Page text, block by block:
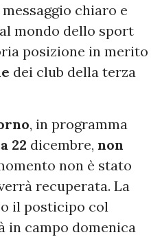
chiaro e
mondo dello sport
posizione in merito
dei club della terza
, in programma
22 dicembre, non
non è stato
recuperata. La
il posticipo col
in campo domenica